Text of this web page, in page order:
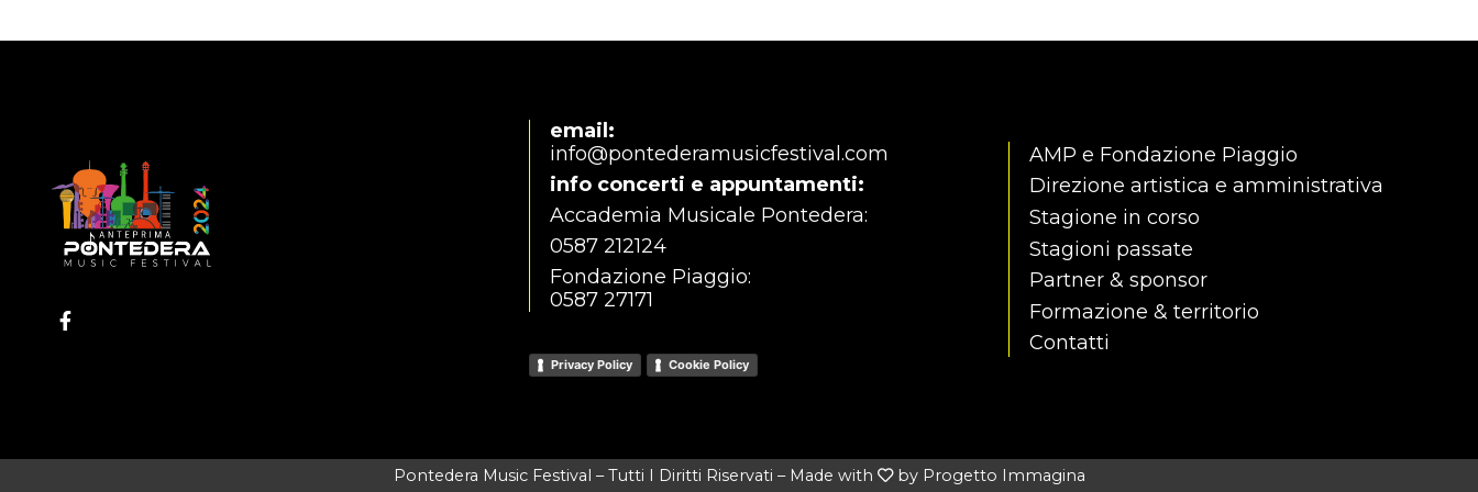
email:
info@pontederamusicfestival.com
info concerti e appuntamenti:
Accademia Musicale Pontedera:
0587 212124
Fondazione Piaggio:
0587 27171
Privacy Policy Cookie Policy
AMP e Fondazione Piaggio
Direzione artistica e amministrativa
Stagione in corso
Stagioni passate
Partner & sponsor
Formazione & territorio
Contatti
Pontedera Music Festival – Tutti I Diritti Riservati – Made with by Progetto Immagina